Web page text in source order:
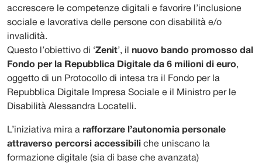
accrescere le competenze digitali e favorire l’inclusione
sociale e lavorativa delle persone con disabilità e/o
invalidità.
Questo l’obiettivo di ‘Zenit’, il nuovo bando promosso dal
Fondo per la Repubblica Digitale da 6 milioni di euro,
oggetto di un Protocollo di intesa tra il Fondo per la
Repubblica Digitale Impresa Sociale e il Ministro per le
Disabilità Alessandra Locatelli.
L’iniziativa mira a rafforzare l’autonomia personale
attraverso percorsi accessibili che uniscano la
formazione digitale (sia di base che avanzata)